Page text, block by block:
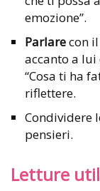
emozione”.
Parlarecon
accanto a lui
“Cosa ti ha
riflettere.
Condividere
pensieri.
Letture